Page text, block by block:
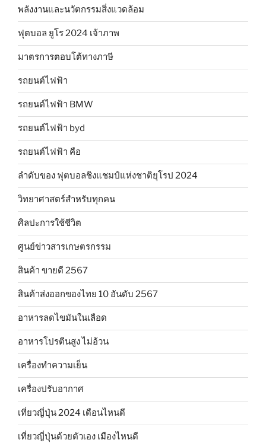
พลังงานและนวัตกรรมสิ่งแวดล้อม
ฟุตบอล ยูโร 2024 เจ้าภาพ
มาตรการตอบโต้ทางภาษี
รถยนต์ไฟฟ้า
รถยนต์ไฟฟ้า BMW
รถยนต์ไฟฟ้า byd
รถยนต์ไฟฟ้า คือ
ลำดับของ ฟุตบอลชิงแชมป์แห่งชาติยุโรป 2024
วิทยาศาสตร์สำหรับทุกคน
ศิลปะการใช้ชีวิต
ศูนย์ข่าวสารเกษตรกรรม
สินค้า ขายดี 2567
สินค้าส่งออกของไทย 10 อันดับ 2567
อาหารลดไขมันในเลือด
อาหารโปรตีนสูง ไม่อ้วน
เครื่องทำความเย็น
เครื่องปรับอากาศ
เที่ยวญี่ปุ่น 2024 เดือนไหนดี
เที่ยวญี่ปุ่นด้วยตัวเอง เมืองไหนดี